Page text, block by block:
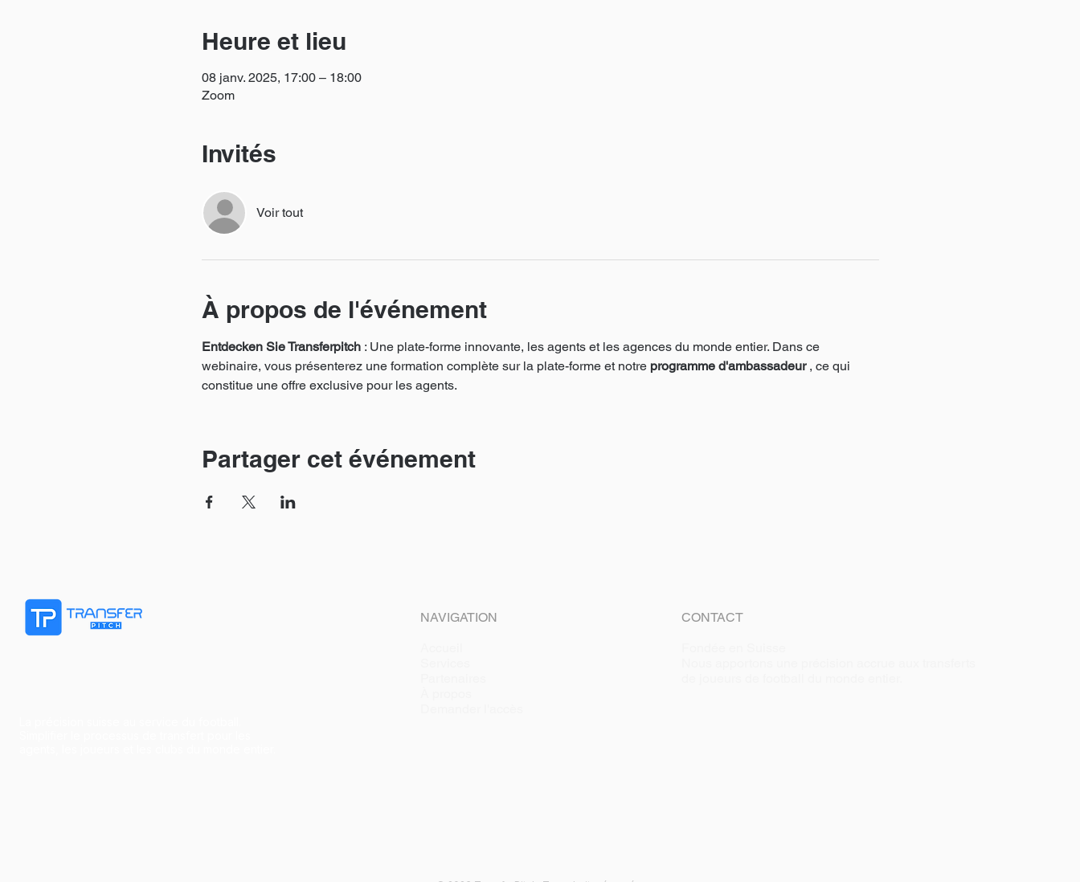
Heure et lieu
08 janv. 2025, 17:00 – 18:00
Zoom
Invités
Voir tout
À propos de l'événement
Entdecken Sie Transferpitch : Une plate-forme innovante, les agents et les agences du monde entier. Dans ce
webinaire, vous présenterez une formation complète sur la plate-forme et notre programme d'ambassadeur , ce qui
constitue une offre exclusive pour les agents.
Partager cet événement
NAVIGATION
CONTACT